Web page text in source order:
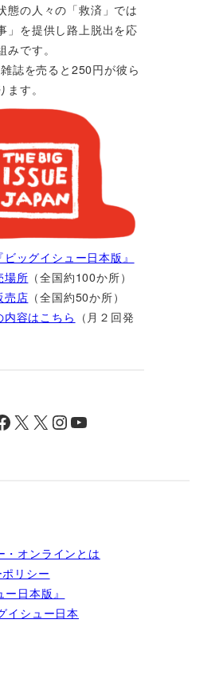
態の人々の「救済」では
」を提供し路上脱出を応
です。
誌を売ると250円が彼ら
す。
ッグイシュー日本版』
場所 （全国約100か所）
売店 （全国約50か所）
内容はこちら （月２回発
X X InstagramYouTube
・オンラインとは
リシー
ー日本版』
イシュー日本